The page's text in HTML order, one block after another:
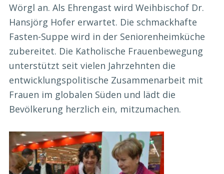
Wörgl an. Als Ehrengast wird Weihbischof Dr.
Hansjörg Hofer erwartet. Die schmackhafte
Fasten-Suppe wird in der Seniorenheimküche
zubereitet. Die Katholische Frauenbewegung
unterstützt seit vielen Jahrzehnten die
entwicklungspolitische Zusammenarbeit mit
Frauen im globalen Süden und lädt die
Bevölkerung herzlich ein, mitzumachen.